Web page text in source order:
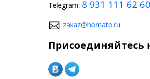
Telegram: 8 931 111 62 60
zakaz@homato.ru
Присоединяйтесь